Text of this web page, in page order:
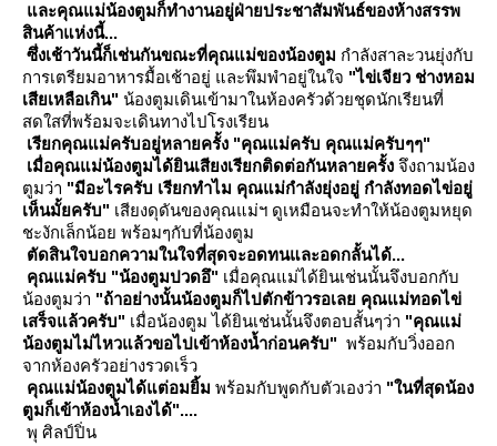
ละคุณแม่น้องตูมก็ทำงานอยู่ฝ่ายประชาสัมพันธ์ของห้างสรรพ
สินค้าแห่งนี้...
ซึ่งเช้าวันนี้ก็เช่นกันขณะที่คุณแม่ของน้องตูม กำลังสาละวนยุ่งกับ
การเตรียมอาหารมื้อเช้าอยู่ และพึมพำอยู่ในใจ "ไข่เจียว ช่างหอม
เสียเหลือเกิน" น้องตูมเดินเข้ามาในห้องครัวด้วยชุดนักเรียนที่
สดใสที่พร้อมจะเดินทางไปโรงเรียน
เรียกคุณแม่ครับอยู่หลายครั้ง "คุณแม่ครับ คุณแม่ครับๆๆ"
เมื่อคุณแม่น้องตูมได้ยินเสียงเรียกติดต่อกันหลายครั้ง จึงถามน้อง
ตูมว่า "มีอะไรครับ เรียกทำไม คุณแม่กำลังยุ่งอยู่ กำลังทอดไข่อยู่
เห็นมั้ยครับ" เสียงดุดันของคุณแม่ฯ ดูเหมือนจะทำให้น้องตูมหยุด
ชะงักเล็กน้อย พร้อมๆกับที่น้องตูม
ตัดสินใจบอกความในใจที่สุดจะอดทนและอดกลั้นได้...
คุณแม่ครับ "น้องตูมปวดอึ" เมื่อคุณแม่ได้ยินเช่นนั้นจึงบอกกับ
น้องตูมว่า "ถ้าอย่างนั้นน้องตูมก็ไปตักข้าวรอเลย คุณแม่ทอดไข่
เสร็จแล้วครับ" เมื่อน้องตูม ได้ยินเช่นนั้นจึงตอบสั้นๆว่า "คุณแม่
น้องตูมไม่ไหวแล้วขอไปเข้าห้องน้ำก่อนครับ" พร้อมกับวิ่งออก
จากห้องครัวอย่างรวดเร็ว
คุณแม่น้องตูมได้แต่อมยิ้ม พร้อมกับพูดกับตัวเองว่า "ในที่สุดน้อง
ตูมก็เข้าห้องน้ำเองได้"....
พุ ศิลป์ปิ่น